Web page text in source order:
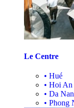
Le Centre
• Hué
• Hoi An
• Da
• Phong